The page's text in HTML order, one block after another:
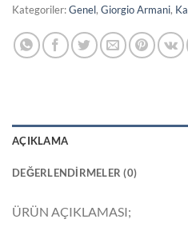
Kategoriler:Genel, Giorgio Armani,
AÇIKLAMA
DEĞERLENDIRMELER (0)
ÜRÜN AÇIKLAMASI;